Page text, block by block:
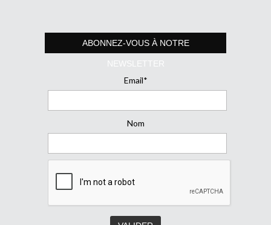
ABONNEZ-VOUS À NOTRE
NEWSLETTER
Email*
Nom